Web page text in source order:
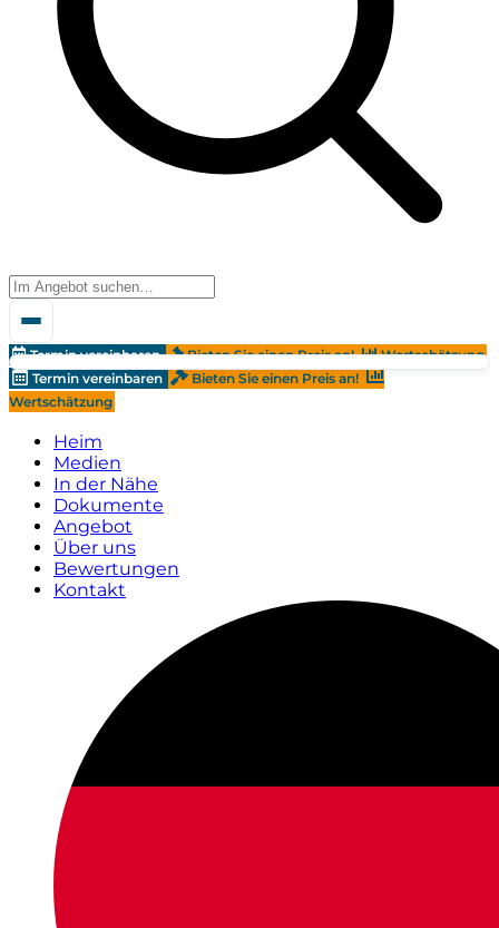
Termin vereinbaren Bieten Sie einen Preis an!
Wertschätzung
Termin vereinbaren
Bieten Sie einen Preis an!
Wertschätzung
Heim
Medien
In der Nähe
Dokumente
Angebot
Über uns
Bewertungen
Kontakt